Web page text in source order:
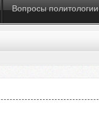
Вопросы политологии